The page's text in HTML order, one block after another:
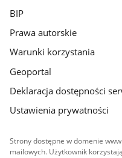
BIP
Prawa autorskie
Warunki korzystania
Geoportal
Deklaracja dostępności
Ustawienia prywatności
Strony dostępne w domenie
mailowych. Użytkownik